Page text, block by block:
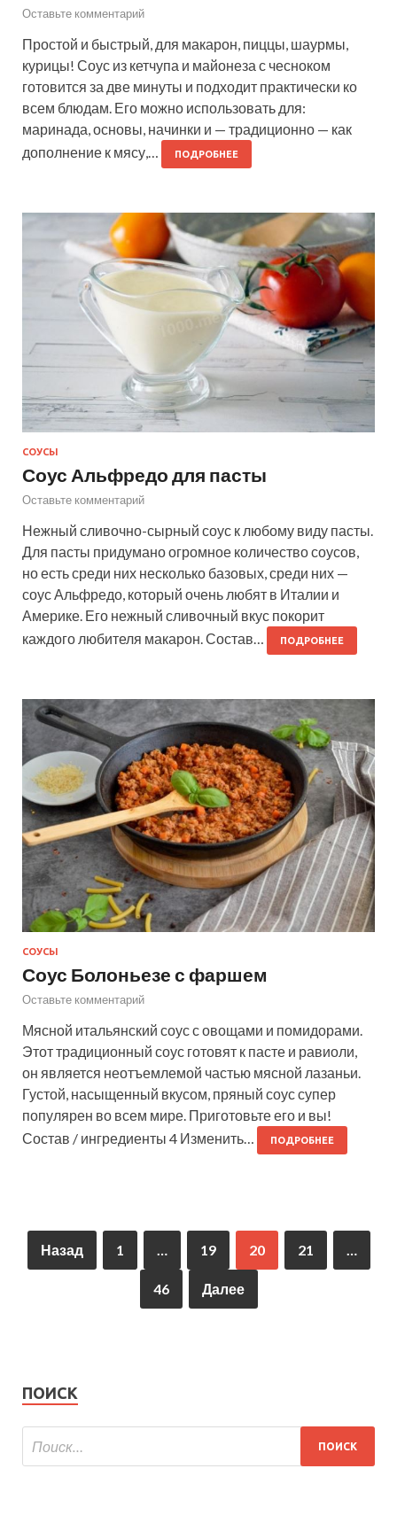
Оставьте комментарий
Простой и быстрый, для макарон, пиццы, шаурмы,
курицы! Соус из кетчупа и майонеза с чесноком
готовится за две минуты и подходит практически ко
всем блюдам. Его можно использовать для:
маринада, основы, начинки и — традиционно — как
дополнение к мясу,…
ПОДРОБНЕЕ
СОУСЫ
Соус Альфредо для пасты
Оставьте комментарий
Нежный сливочно-сырный соус к любому виду пасты.
Для пасты придумано огромное количество соусов,
но есть среди них несколько базовых, среди них —
соус Альфредо, который очень любят в Италии и
Америке. Его нежный сливочный вкус покорит
каждого любителя макарон. Состав…
ПОДРОБНЕЕ
СОУСЫ
Соус Болоньезе с фаршем
Оставьте комментарий
Мясной итальянский соус с овощами и помидорами.
Этот традиционный соус готовят к пасте и равиоли,
он является неотъемлемой частью мясной лазаньи.
Густой, насыщенный вкусом, пряный соус супер
популярен во всем мире. Приготовьте его и вы!
Состав / ингредиенты 4 Изменить…
ПОДРОБНЕЕ
Назад 1 … 19 20 21 …
46 Далее
ПОИСК